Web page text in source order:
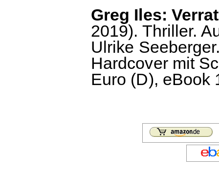
Greg Iles:
2019). Thriller.
Ulrike
Hardcover mit
Euro (D), eBook